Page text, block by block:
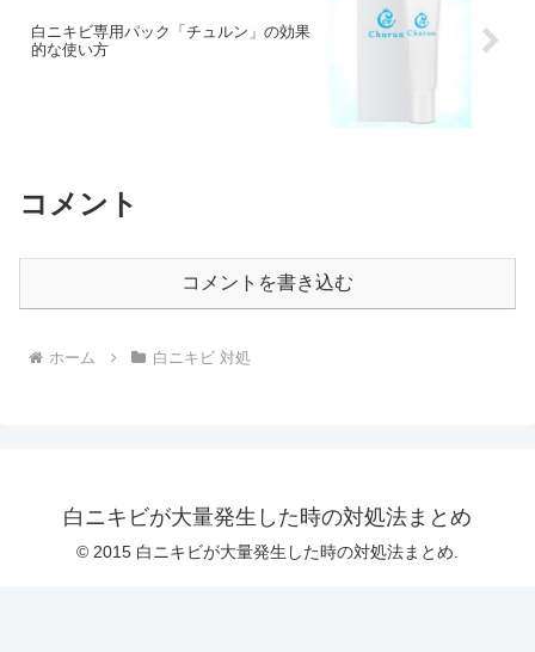
白ニキビ専用パック「チュルン」の効果
的な使い方
コメント
コメントを書き込む
ホーム 白ニキビ 対処
白ニキビが大量発生した時の対処法まとめ
© 2015 白ニキビが大量発生した時の対処法まとめ.